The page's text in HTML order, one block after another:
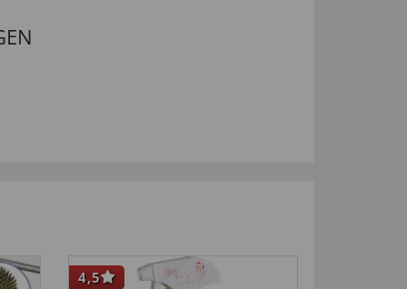
4,5